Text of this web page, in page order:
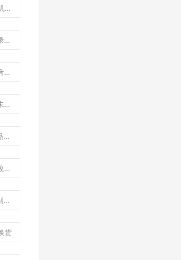
如何设置前台POS开机启动?
前台每笔交易都必须录入会员如何设置？
扫描商品条码点单语音播报设置
结账现金支付提示：未付全款或未全额付款，请检查？
如何设置通道方AI商品云端图片库优先？
映拓电子秤，如何修改为主动通讯协议？
（新）食方插件AI识别程序如何进行使用？
货